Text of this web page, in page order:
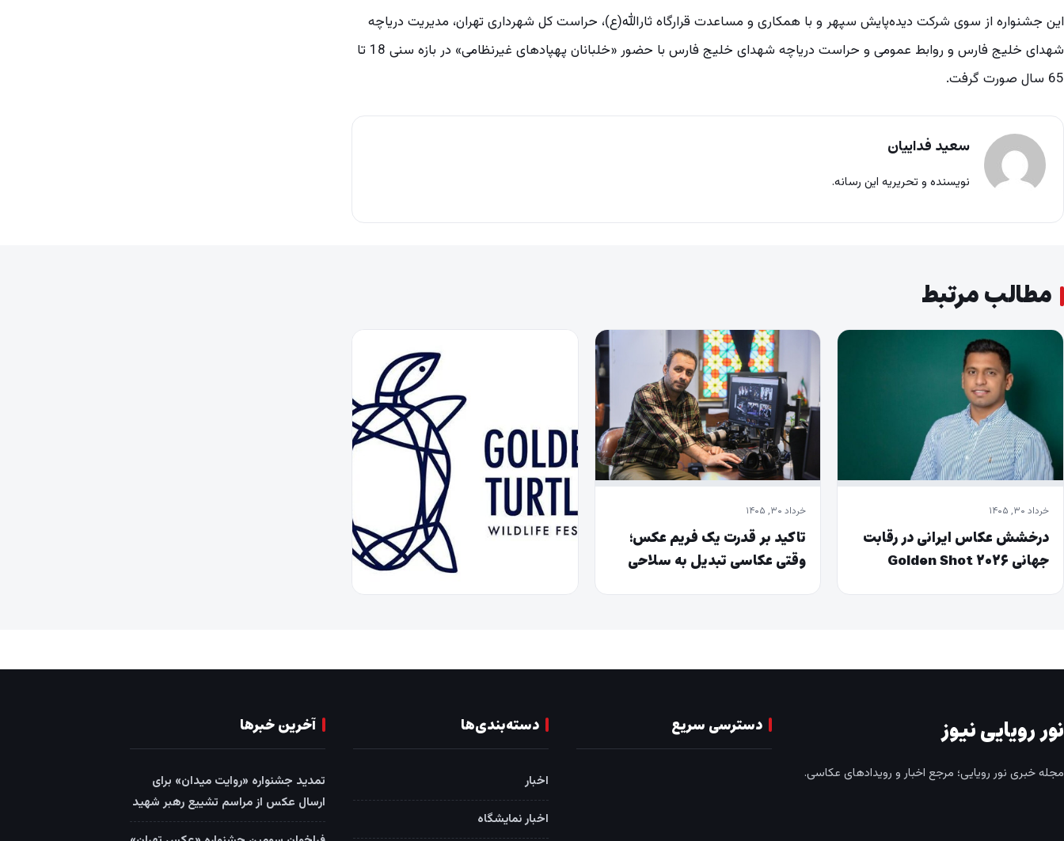
این جشنواره از سوی شرکت دیده‌پایش سپهر و با همکاری و مساعدت قرارگاه ثارالله(ع)، حراست کل شهرداری تهران، مدیریت دریاچه
شهدای خلیج فارس و روابط عمومی و حراست‌ در‌یاچه شهدای خلیج‌ فارس با حضور «خلبانان پهپاد‌های غیرنظامی» در بازه سنی 18 تا
65 سال صورت گرفت.
سعید فداییان
نویسنده و تحریریه این رسانه.
مطالب مرتبط
خرداد ۳۰, ۱۴۰۵
درخشش عکاس ایرانی در رقابت
جهانی Golden Shot ۲۰۲۶
خرداد ۳۰, ۱۴۰۵
تاکید بر قدرت یک فریم عکس؛
وقتی عکاسی تبدیل به سلاحی
رضوی در جشنواره بین‌المللی
نور رویایی نیوز
مجله خبری نور رویایی؛ مرجع اخبار و رویدادهای عکاسی.
دسترسی سریع دسته‌بندی‌ها
اخبار
اخبار نمایشگاه
آخرین خبرها
تمدید جشنواره «روایت میدان» برای
ارسال عکس از مراسم تشییع رهبر شهید